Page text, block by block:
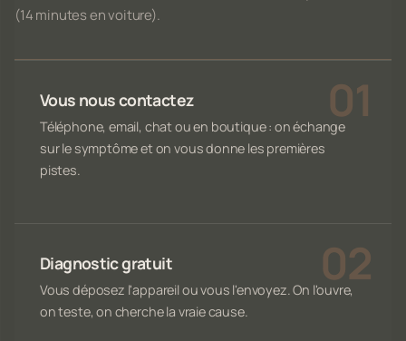
(14 minutes en voiture).
Vous nous contactez
Téléphone, email, chat ou en boutique : on échange
sur le symptôme et on vous donne les premières
pistes.
Diagnostic gratuit
Vous déposez l'appareil ou vous l'envoyez. On l'ouvre,
on teste, on cherche la vraie cause.